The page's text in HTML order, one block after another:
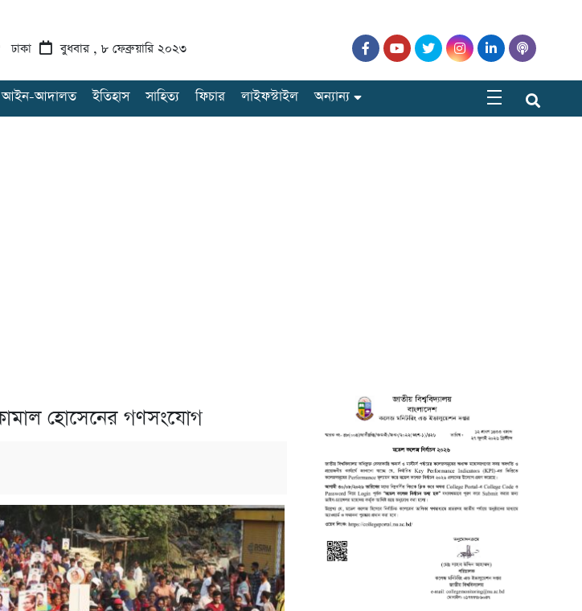
ঢাকা বুধবার , ৮ ফেব্রুয়ারি ২০২৩
আইন-আদালত ইতিহাস সাহিত্য ফিচার লাইফস্টাইল অন্যান্য
কামাল হোসেনের গণসংযোগ